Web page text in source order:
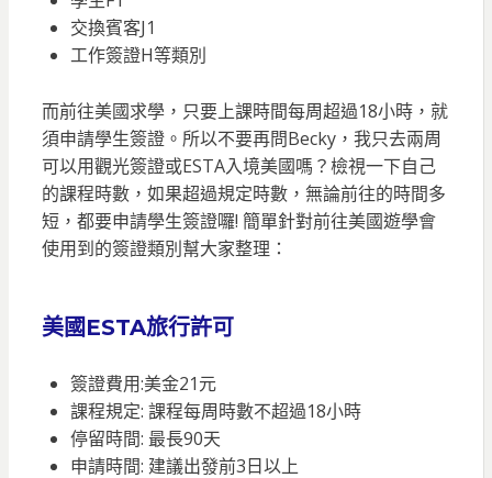
交換賓客J1
工作簽證H等類別
而前往美國求學，只要上課時間每周超過18小時，就
須申請學生簽證。所以不要再問Becky，我只去兩周
可以用觀光簽證或ESTA入境美國嗎？檢視一下自己
的課程時數，如果超過規定時數，無論前往的時間多
短，都要申請學生簽證囉! 簡單針對前往美國遊學會
使用到的簽證類別幫大家整理：
美國ESTA旅行許可
簽證費用:美金21元
課程規定: 課程每周時數不超過18小時
停留時間: 最長90天
申請時間: 建議出發前3日以上